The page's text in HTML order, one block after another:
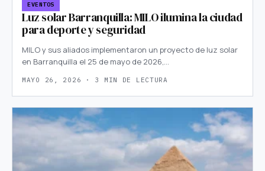
EVENTOS
Luz solar Barranquilla: MILO ilumina la ciudad
para deporte y seguridad
MILO y sus aliados implementaron un proyecto de luz solar
en Barranquilla el 25 de mayo de 2026,…
MAYO 26, 2026 · 3 MIN DE LECTURA